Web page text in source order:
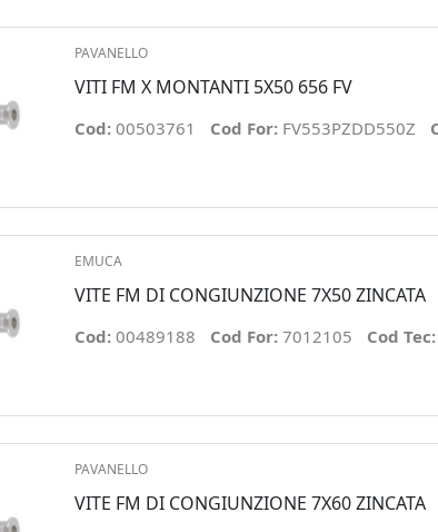
PAVANELLO
VITI FM X MONTANTI 5X50 656 FV
Cod: 00503761 Cod For: FV553PZDD550Z
EMUCA
VITE FM DI CONGIUNZIONE 7X50 ZINCATA
Cod: 00489188 Cod For: 7012105 Cod Tec:
PAVANELLO
VITE FM DI CONGIUNZIONE 7X60 ZINCATA